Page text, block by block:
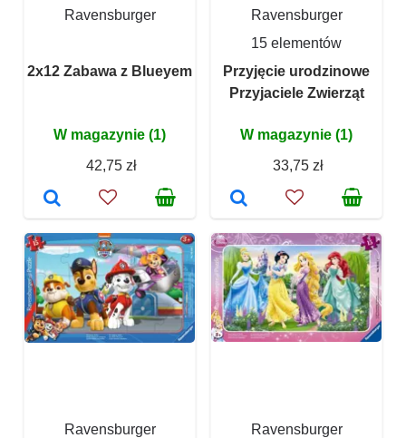
Ravensburger
2x12 Zabawa z Blueyem
W magazynie (1)
42,75 zł
Ravensburger
15 elementów
Przyjęcie urodzinowe
Przyjaciele Zwierząt
W magazynie (1)
33,75 zł
Ravensburger
Ravensburger